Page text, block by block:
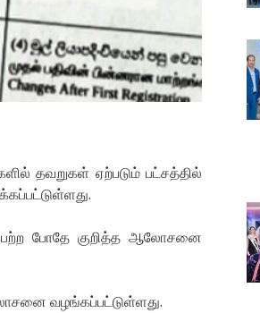
தவறுகள் ஏற்படும் பட்சத்தில்
போதே குறித்த ஆலோசனை
வழங்கப்பட்டுள்ளது.